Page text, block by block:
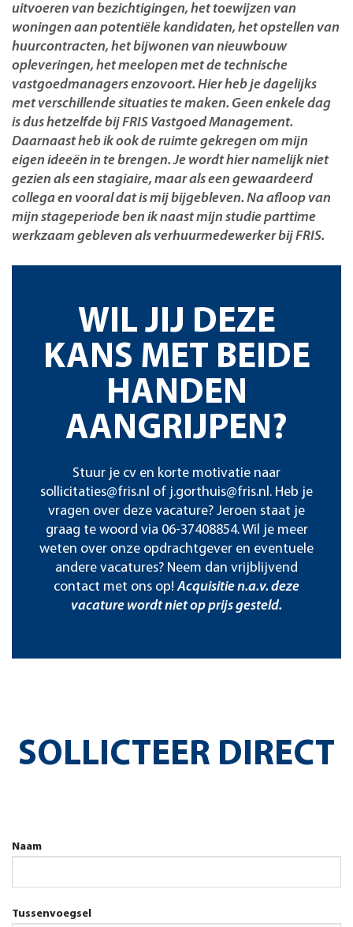
uitvoeren van bezichtigingen, het toewijzen van
woningen aan potentiële kandidaten, het opstellen van
huurcontracten, het bijwonen van nieuwbouw
opleveringen, het meelopen met de technische
vastgoedmanagers enzovoort. Hier heb je dagelijks
met verschillende situaties te maken. Geen enkele dag
is dus hetzelfde bij FRIS Vastgoed Management.
Daarnaast heb ik ook de ruimte gekregen om mijn
eigen ideeën in te brengen. Je wordt hier namelijk niet
gezien als een stagiaire, maar als een gewaardeerd
collega en vooral dat is mij bijgebleven. Na afloop van
mijn stageperiode ben ik naast mijn studie parttime
werkzaam gebleven als verhuurmedewerker bij FRIS.
WIL JIJ DEZE
KANS MET BEIDE
HANDEN
AANGRIJPEN?
Stuur je cv en korte motivatie naar
sollicitaties@fris.nl of j.gorthuis@fris.nl. Heb je
vragen over deze vacature? Jeroen staat je
graag te woord via 06-37408854. Wil je meer
weten over onze opdrachtgever en eventuele
andere vacatures? Neem dan vrijblijvend
contact met ons op!Acquisitie n.a.v. deze
vacature wordt niet op prijs gesteld.
SOLLICTEER DIRECT
Naam
Tussenvoegsel